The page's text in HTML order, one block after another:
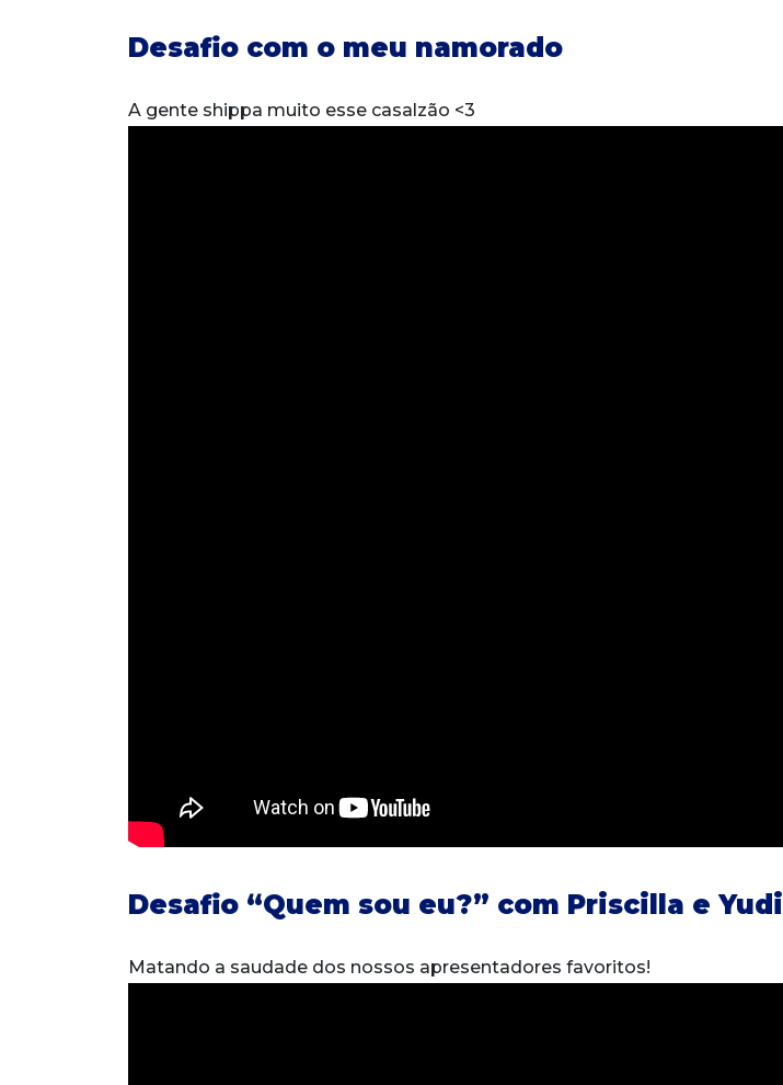
Desafio com o meu namorado
A gente shippa muito esse casalzão <3
Desafio “Quem sou eu?” com Priscilla e Yudi
Matando a saudade dos nossos apresentadores favoritos!